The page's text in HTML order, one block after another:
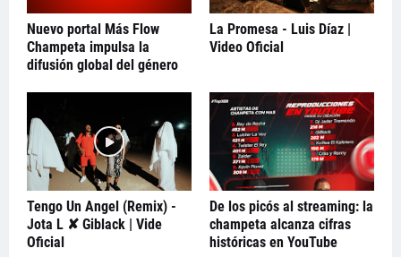
Nuevo portal Más Flow
Champeta impulsa la
difusión global del género
La Promesa - Luis Díaz |
Video Oficial
Tengo Un Angel (Remix) -
Jota L ✘ Giblack | Vide
Oficial
De los picós al streaming: la
champeta alcanza cifras
históricas en YouTube